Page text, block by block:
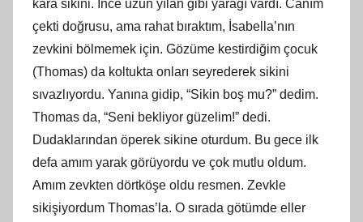
kara sikini. İnce uzun yılan gibi yarağı vardı. Canım
çekti doğrusu, ama rahat bıraktım, İsabella’nın
zevkini bölmemek için. Gözüme kestirdiğim çocuk
(Thomas) da koltukta onları seyrederek sikini
sıvazlıyordu. Yanına gidip, “Sikin boş mu?” dedim.
Thomas da, “Seni bekliyor güzelim!” dedi.
Dudaklarından öperek sikine oturdum. Bu gece ilk
defa amım yarak görüyordu ve çok mutlu oldum.
Amım zevkten dörtköşe oldu resmen. Zevkle
sikişiyordum Thomas’la. O sırada götümde eller